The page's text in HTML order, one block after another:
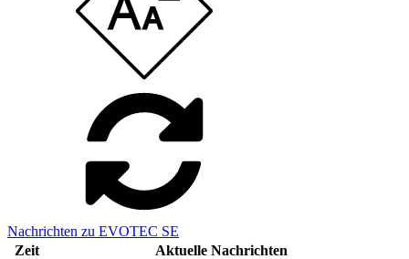
Nachrichten zu EVOTEC SE
Zeit
Aktuelle Nachrichten